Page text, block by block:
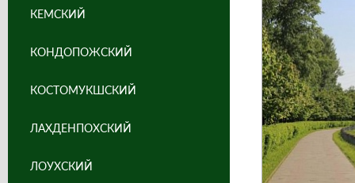
КЕМСКИЙ
КОНДОПОЖСКИЙ
КОСТОМУКШСКИЙ
ЛАХДЕНПОХСКИЙ
ЛОУХСКИЙ